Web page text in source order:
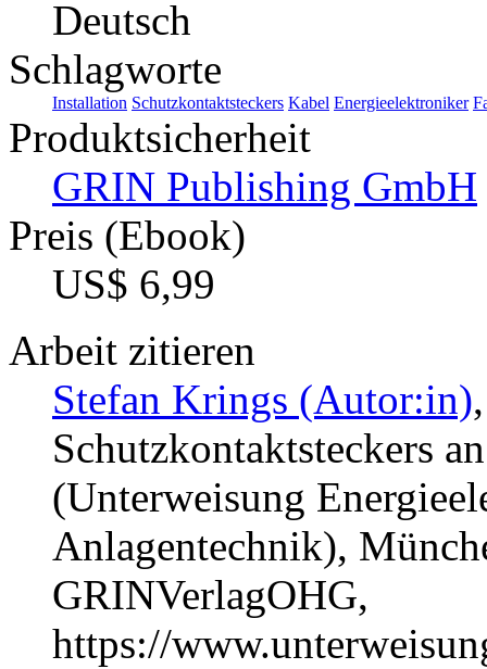
Deutsch
Schlagworte
Installation Schutzkontaktsteckers Kabel Energieelektroniker
Produktsicherheit
GRIN Publishing GmbH
Preis (Ebook)
US$ 6,99
Arbeit zitieren
Stefan Krings (Autor:in)
Schutzkontaktsteckers
(Unterweisung
Anlagentechnik),
GRINVerlagOHG,
https://